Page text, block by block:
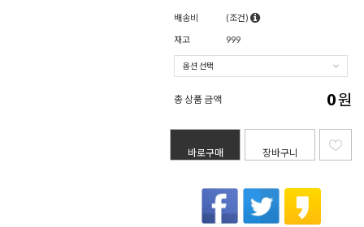
배송비 (조건)
재고 999
총 상품 금액 0원
바로구매 장바구니